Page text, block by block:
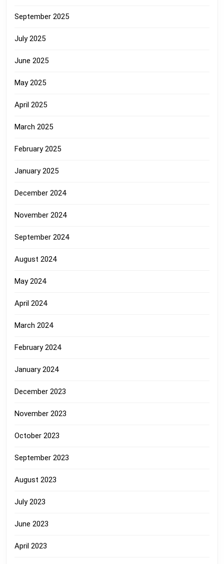
September 2025
July 2025
June 2025
May 2025
April 2025
March 2025
February 2025
January 2025
December 2024
November 2024
September 2024
August 2024
May 2024
April 2024
March 2024
February 2024
January 2024
December 2023
November 2023
October 2023
September 2023
August 2023
July 2023
June 2023
April 2023